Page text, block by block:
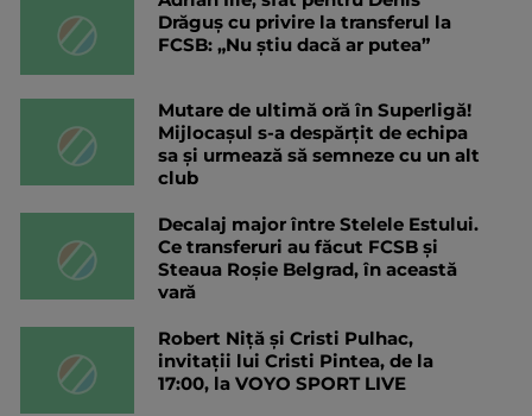
Drăguș cu privire la transferul la
FCSB: „Nu știu dacă ar putea”
Mutare de ultimă oră în Superligă!
Mijlocașul s-a despărțit de echipa
sa și urmează să semneze cu un alt
club
Decalaj major între Stelele Estului.
Ce transferuri au făcut FCSB și
Steaua Roșie Belgrad, în această
vară
Robert Niță și Cristi Pulhac,
invitații lui Cristi Pintea, de la
17:00, la VOYO SPORT LIVE